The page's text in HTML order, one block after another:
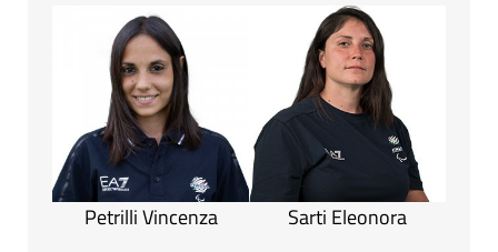
Petrilli Vincenza Sarti Eleonora